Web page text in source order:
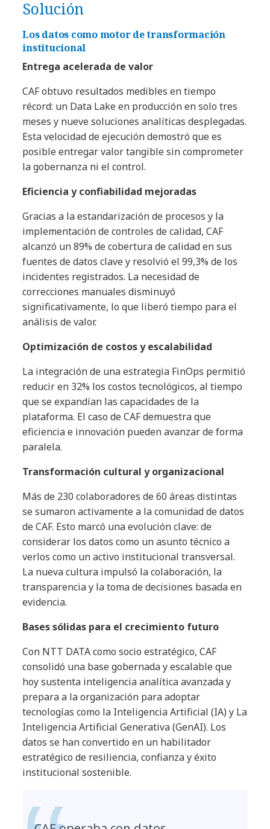
Solución
Los datos como motor de transformación
institucional
Entrega acelerada de valor
CAF obtuvo resultados medibles en tiempo
récord: un Data Lake en producción en solo tres
meses y nueve soluciones analíticas desplegadas.
Esta velocidad de ejecución demostró que es
posible entregar valor tangible sin comprometer
la gobernanza ni el control.
Eficiencia y confiabilidad mejoradas
Gracias a la estandarización de procesos y la
implementación de controles de calidad, CAF
alcanzó un 89% de cobertura de calidad en sus
fuentes de datos clave y resolvió el 99,3% de los
incidentes registrados. La necesidad de
correcciones manuales disminuyó
significativamente, lo que liberó tiempo para el
análisis de valor.
Optimización de costos y escalabilidad
La integración de una estrategia FinOps permitió
reducir en 32% los costos tecnológicos, al tiempo
que se expandían las capacidades de la
plataforma. El caso de CAF demuestra que
eficiencia e innovación pueden avanzar de forma
paralela.
Transformación cultural y organizacional
Más de 230 colaboradores de 60 áreas distintas
se sumaron activamente a la comunidad de datos
de CAF. Esto marcó una evolución clave: de
considerar los datos como un asunto técnico a
verlos como un activo institucional transversal.
La nueva cultura impulsó la colaboración, la
transparencia y la toma de decisiones basada en
evidencia.
Bases sólidas para el crecimiento futuro
Con NTT DATA como socio estratégico, CAF
consolidó una base gobernada y escalable que
hoy sustenta inteligencia analítica avanzada y
prepara a la organización para adoptar
tecnologías como la Inteligencia Artificial (IA) y La
Inteligencia Artificial Generativa (GenAI). Los
datos se han convertido en un habilitador
estratégico de resiliencia, confianza y éxito
institucional sostenible.